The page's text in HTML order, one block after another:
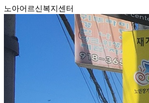
노아어르신복지센터